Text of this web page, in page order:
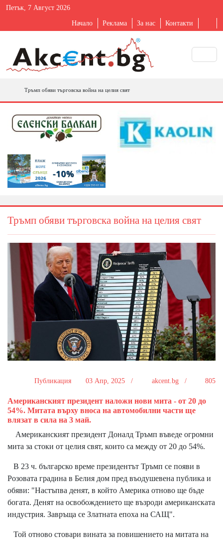
Петък, 7 Август 2026
Начало Реклама За нас Контакти
Тръмп обяви търговска война на целия свят
Тръмп обяви търговска война на целия свят
Публикация 03 Апр, 2025 / akcent.bg / 805
Американският президент наложи нови мита - от 20 до
54%. Митата върху вноса на автомобилни части ще
влязат в сила на 3 май.
Американският президент Доналд Тръмп въведе огромни
мита за стоки от целия свят, които са между от 20 до 54%.
В 23 ч. българско време президентът Тръмп се появи в
Розовата градина в Белия дом пред въодушевена публика и
обяви: "Настъпва денят, в който Америка отново ще бъде
богата. Денят на освобождението ще възроди американската
индустрия. Завръща се Златната епоха на САЩ".
Той отново стовари вината за повишението на митата на